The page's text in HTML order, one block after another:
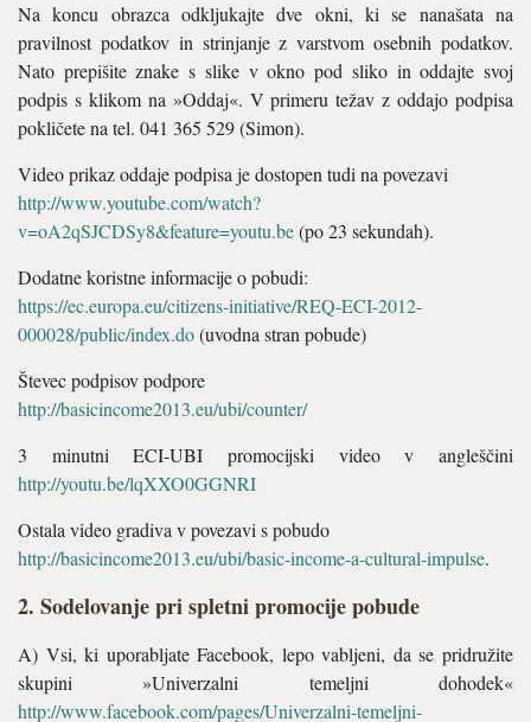
Na koncu obrazca odkljukajte dve okni, ki se nanašata na
pravilnost podatkov in strinjanje z varstvom osebnih podatkov.
Nato prepišite znake s slike v okno pod sliko in oddajte svoj
podpis s klikom na »Oddaj«. V primeru težav z oddajo podpisa
pokličete na tel. 041 365 529 (Simon).
Video prikaz oddaje podpisa je dostopen tudi na povezavi
http://www.youtube.com/watch?
v=oA2qSJCDSy8&feature=youtu.be(po 23 sekundah).
Dodatne koristne informacije o pobudi:
https://ec.europa.eu/citizens-initiative/REQ-ECI-2012-
000028/public/index.do(uvodna stran pobude)
Števec podpisov podpore
http://basicincome2013.eu/ubi/counter/
3 minutni ECI-UBI promocijski video v angleščini
http://youtu.be/lqXXO0GGNRI
Ostala video gradiva v povezavi s pobudo
http://basicincome2013.eu/ubi/basic-income-a-cultural-impulse.
2. Sodelovanje pri spletni promocije pobude
A) Vsi, ki uporabljate Facebook, lepo vabljeni, da se pridružite
skupini »Univerzalni temeljni dohodek«
http://www.facebook.com/pages/Univerzalni-temeljni-